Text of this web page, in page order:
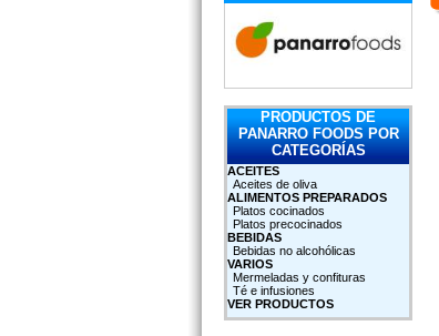
PRODUCTOS DE
PANARRO FOODS POR
CATEGORÍAS
ACEITES
Aceites de oliva
ALIMENTOS PREPARADOS
Platos cocinados
Platos precocinados
BEBIDAS
Bebidas no alcohólicas
VARIOS
Mermeladas y confituras
Té e infusiones
VER PRODUCTOS